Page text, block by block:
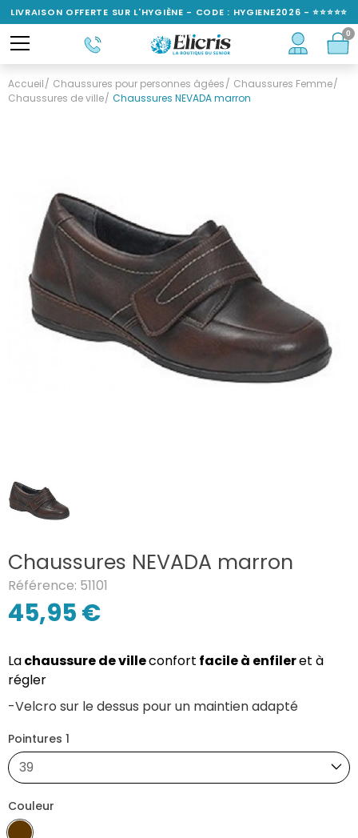
Accueil Chaussures pour personnes âgées
Chaussures Femme
Chaussures de ville
Chaussures NEVADA marron
Chaussures NEVADA marron
Référence: 51101
45,95 €
Lachaussure de villeconfort facile à enfileret à
régler
-Velcro sur le dessus pour un maintien adapté
Couleur
Pointures 1
39
LIVRAISON OFFERTE SUR L'HYGIÈNE - CODE : HYGIENE2026 - ⭐⭐⭐⭐⭐
NOTÉ 4,6/5
0